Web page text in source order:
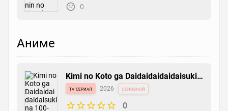
0
Аниме
Kimi no Koto ga Daidaidaidaidaisuki
na 100-nin no Kanojo 3rd Season
tv сериал 2026 основной
0